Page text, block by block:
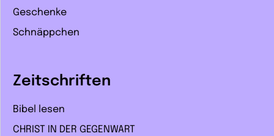
Geschenke
Schnäppchen
Zeitschriften
Bibel lesen
CHRIST IN DER GEGENWART